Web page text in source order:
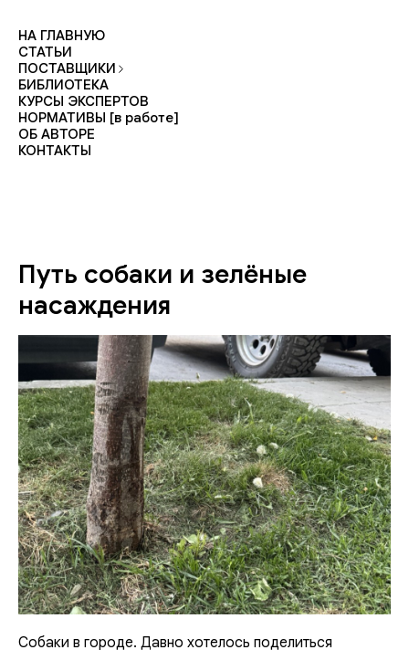
НА ГЛАВНУЮ
СТАТЬИ
ПОСТАВЩИКИ
БИБЛИОТЕКА
КУРСЫ ЭКСПЕРТОВ
НОРМАТИВЫ [в работе]
ОБ АВТОРЕ
КОНТАКТЫ
Путь собаки и зелёные
насаждения
Собаки в городе. Давно хотелось поделиться